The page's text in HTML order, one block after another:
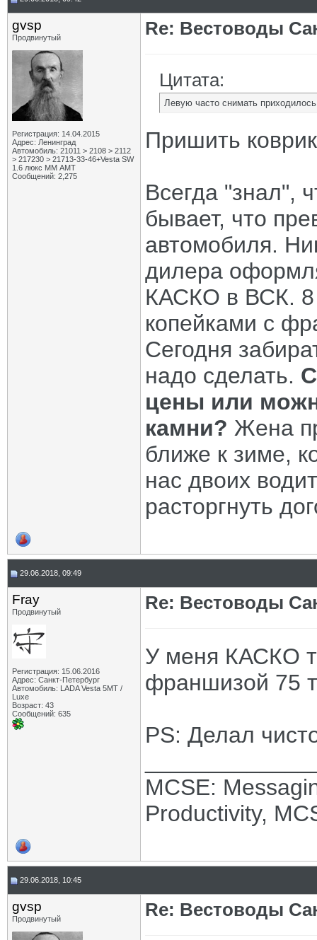
gvsp
Продвинутый
Регистрация: 14.04.2015
Адрес: Ленинград
Автомобиль: 21011 > 2108 > 2112
> 217230 > 21713-33-46+Vesta SW
1.6 люкс ММ АМТ
Сообщений: 2,275
Re: Вестоводы
Цитата:
Левую часто снимать
Пришить
Всегда "знал",
бывает, что
автомобиля.
дилера
КАСКО в ВСК. 8
копейками с
Сегодня
надо сделать.
цены или
камни? Жена
ближе к зиме,
нас двоих
расторгнуть
29.06.2018, 09:49
Fray
Продвинутый
Регистрация: 15.06.2016
Адрес: Санкт-Петербург
Автомобиль: LADA Vesta 5МТ /
Luxe
Возраст: 43
Сообщений: 635
Re: Вестоводы
У меня КАСКО
франшизой 75
PS: Делал
MCSE:
Productivity,
29.06.2018, 10:45
gvsp
Продвинутый Re: Вестоводы